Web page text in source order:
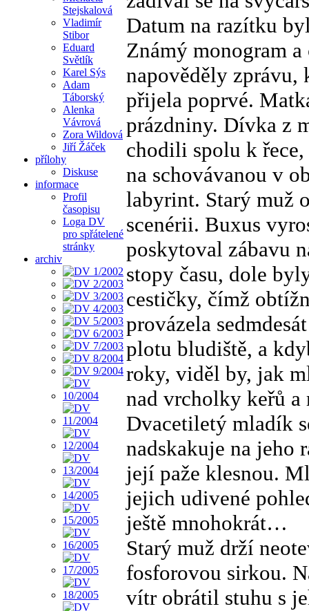
Stejskalová
Vladimír
Stibor
Eduard
Světlík
Karel Sýs
Adam
Táborský
Alenka
Vávrová
Zora Wildová
Jiří Žáček
přílohy
Diskuse
informace
Profil
časopisu
Loga DV
pro spřátelené
stránky
archiv
Datum na razítku
Známý monogram
napověděly
přijela poprvé.
prázdniny. Dívka z
chodili spolu k
na schovávanou v
labyrint. Starý muž
scenérii. Buxus
poskytoval zábavu
stopy času, dole
cestičky, čímž
provázela
plotu bludiště, a
roky, viděl by, jak
nad vrcholky keřů
Dvacetiletý mladík
nadskakuje na jeho
její paže klesnou.
jejich udivené
ještě mnohokrát…
Starý muž drží
fosforovou sirkou.
vítr obrátil stuhu s